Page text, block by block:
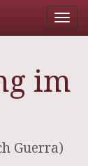
im
Guerra)